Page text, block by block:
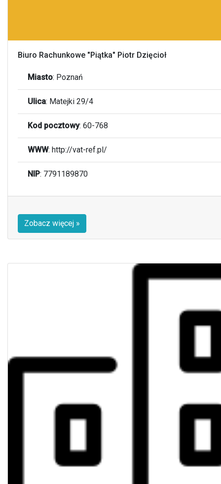
Biuro Rachunkowe "Piątka" Piotr Dzięcioł
Miasto: Poznań
Ulica: Matejki 29/4
Kod pocztowy: 60-768
WWW: http://vat-ref.pl/
NIP: 7791189870
Zobacz więcej »